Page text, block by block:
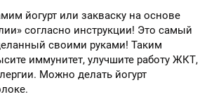
йогурт или закваску на основе
согласно инструкции! Это самый
своими руками! Таким
иммунитет, улучшите работу ЖКТ,
Можно делать йогурт